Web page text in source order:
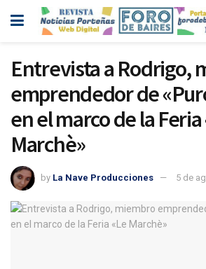
Entrevista a Rodrigo,
emprendedor de
en el marco de la Feria
Marchè»
by La Nave Producciones 5 de